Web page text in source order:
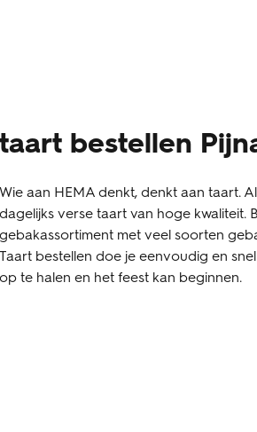
taart bestellen
Wie aan HEMA denkt, denkt aan taart.
dagelijks verse taart van hoge kwaliteit.
gebakassortiment met veel soorten
Taart bestellen doe je eenvoudig en
op te halen en het feest kan beginnen.